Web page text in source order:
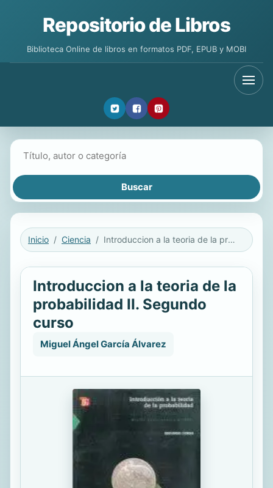
Repositorio de Libros
Biblioteca Online de libros en formatos PDF, EPUB y MOBI
Inicio Ciencia Introduccion a la teoria de la probabilidad II. Segundo curso
Introduccion a la teoria de la
probabilidad II. Segundo
curso
Miguel Ángel García Álvarez